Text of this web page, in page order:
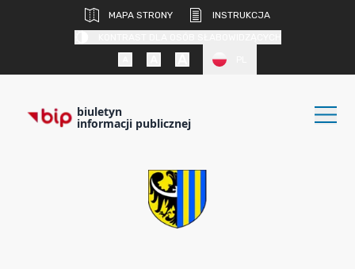
MAPA STRONY
INSTRUKCJA
biuletyn
informacji publicznej